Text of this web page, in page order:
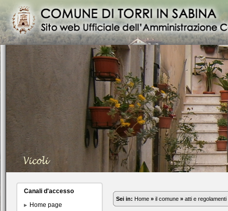
Canali d'accesso
Home page
Sei in: Home » il comune » atti e regolamenti